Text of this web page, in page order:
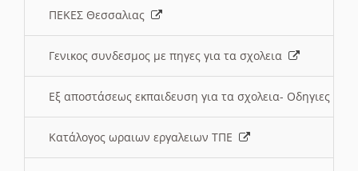
ΠΕΚΕΣ Θεσσαλιας
Γενικος συνδεσμος με πηγες για τα σχολεια
Εξ αποστάσεως εκπαιδευση για τα σχολεια- Οδηγιες
Κατάλογος ωραιων εργαλειων ΤΠΕ